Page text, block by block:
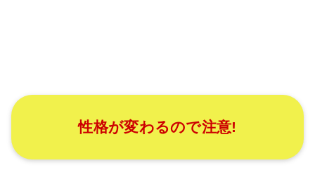
性格が変わるので注意!